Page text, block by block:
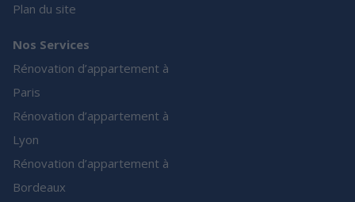
Plan du site
Nos Services
Rénovation d’appartement à
Paris
Rénovation d’appartement à
Lyon
Rénovation d’appartement à
Bordeaux